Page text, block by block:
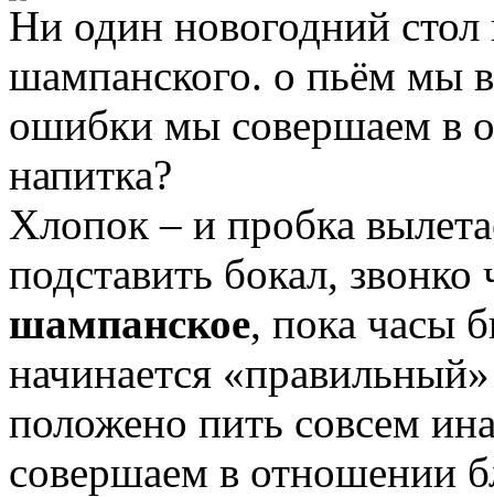
Ни один новогодний стол
шампанского. о пьём мы
ошибки мы совершаем в
напитка?
Хлопок – и пробка
подставить бокал,
шампанское, пока часы
начинается
положено пить совсем
совершаем в отношении